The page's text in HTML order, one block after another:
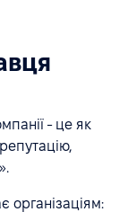
- це як
організаціям: